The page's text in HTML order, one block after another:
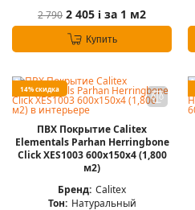
2 790 2 405 i за 1 м2
Купить
14% скидка
ПВХ Покрытие Calitex
Elementals Parhan Herringbone
Click XES1003 600x150x4 (1,800
м2)
Бренд: Calitex
Тон: Натуральный